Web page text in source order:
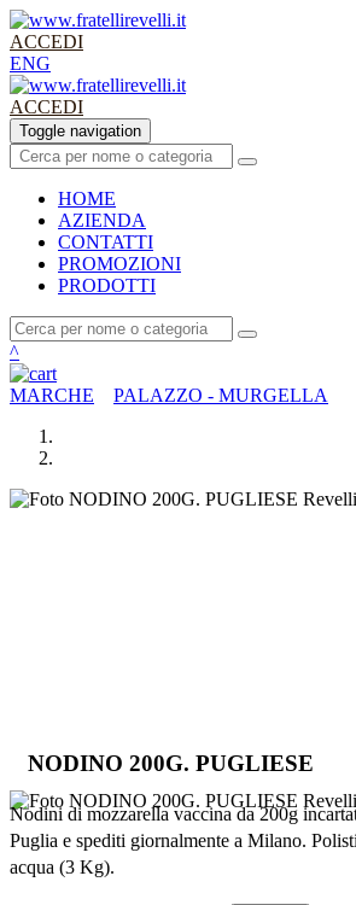
ACCEDI
ENG
ACCEDI
Toggle navigation
HOME
AZIENDA
CONTATTI
PROMOZIONI
PRODOTTI
^
MARCHE PALAZZO - MURGELLA
NODINO 200G. PUGLIESE
Nodini di mozzarella vaccina da 200g
Puglia e spediti giornalmente a Milano.
acqua (3 Kg).